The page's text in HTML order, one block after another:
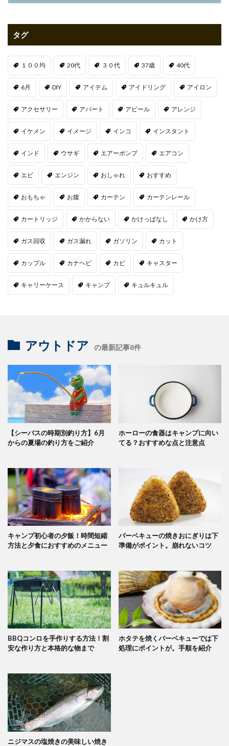
タグ
１００均 20代 ３０代 37歳 40代
6月 DIY アイテム アイドリング アイロン
アクセサリー アパート アピール アレンジ
イケメン イメージ インコ インスタント
インド ウサギ エアーポンプ エアコン
エビ エンジン おしゃれ おすすめ
おもちゃ お腹 カーテン カーテンレール
カートリッジ かからない かけっぱなし かけ方
ガス回収 ガス漏れ ガソリン カット
カップル カナヘビ カビ キャスター
キャリーケース キャンプ キュルキュル
アウトドア の最新記事8件
【シーバスの時期別釣り方】6月
からの夏場の釣り方をご紹介
ホーローの食器はキャンプに向い
てる？おすすめな点と注意点
キャンプ初心者の夕飯！時間短縮
方法と夕食におすすめのメニュー
バーベキューの焼きおにぎりは下
準備がポイント。崩れないコツ
BBQコンロを手作りする方法！割
安な作り方と本格的な物まで
ホタテを焼くバーベキューでは下
処理にポイントが。手順を紹介
ニジマスの塩焼きの美味しい焼き